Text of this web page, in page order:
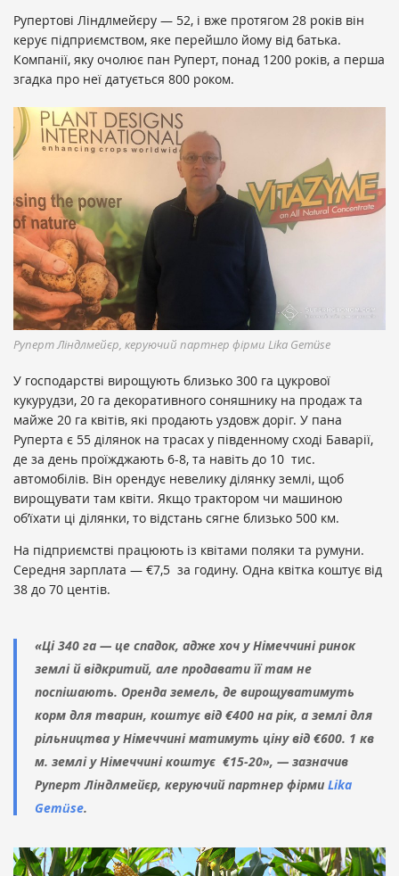
Рупертові Ліндлмейєру — 52, і вже протягом 28 років він
керує підприємством, яке перейшло йому від батька.
Компанії, яку очолює пан Руперт, понад 1200 років, а перша
згадка про неї датується 800 роком.
Руперт Ліндлмейєр, керуючий партнер фірми Lika Gemüse
У господарстві вирощують близько 300 га цукрової
кукурудзи, 20 га декоративного соняшнику на продаж та
майже 20 га квітів, які продають уздовж доріг. У пана
Руперта є 55 ділянок на трасах у південному сході Баварії,
де за день проїжджають 6-8, та навіть до 10 тис.
автомобілів. Він орендує невелику ділянку землі, щоб
вирощувати там квіти. Якщо трактором чи машиною
об’їхати ці ділянки, то відстань сягне близько 500 км.
На підприємстві працюють із квітами поляки та румуни.
Середня зарплата — €7,5 за годину. Одна квітка коштує від
38 до 70 центів.
«Ці 340 га — це спадок, адже хоч у Німеччині ринок
землі й відкритий, але продавати її там не
поспішають. Оренда земель, де вирощуватимуть
корм для тварин, коштує від €400 на рік, а землі для
рільництва у Німеччині матимуть ціну від €600. 1 кв
м. землі у Німеччині коштує €15-20», — зазначив
Руперт Ліндлмейєр, керуючий партнер фірми Lika
Gemüse.